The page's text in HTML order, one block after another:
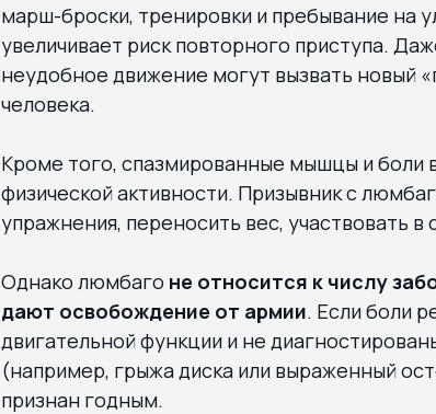
марш-броски, тренировки и пребывание на
увеличивает риск повторного приступа.
неудобное движение могут вызвать новый
человека.
Кроме того, спазмированные мышцы и
физической активности. Призывник с
упражнения, переносить вес, участвовать в
Однако люмбаго не относится к числу
дают освобождение от армии. Если боли
двигательной функции и не
(например, грыжа диска или выраженный
признан годным.